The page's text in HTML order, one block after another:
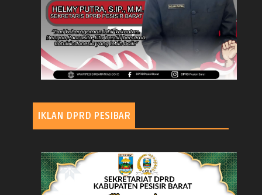
IKLAN DPRD PESIBAR